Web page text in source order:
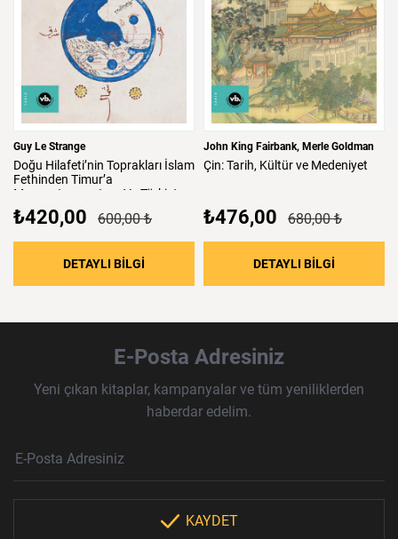
Guy Le Strange
Doğu Hilafeti’nin Toprakları İslam
Fethinden Timur’a
Mezopotamya,
Iran Ve Türkistan
₺420,00 600,00 ₺
DETAYLI BİLGİ : Doğu Hilafeti’nin Toprakları İslam
John King Fairbank Merle Goldman
Çin:Tarih, Kültürve Medeniyet
₺476,00 680,00 ₺
DETAYLI BİLGİ
E-Posta Adresiniz
Yeni çıkan kitaplar, kampanyalar ve tüm yeniliklerden
haberdar edelim.
Haber Bülteni Aboneliği
KAYDET